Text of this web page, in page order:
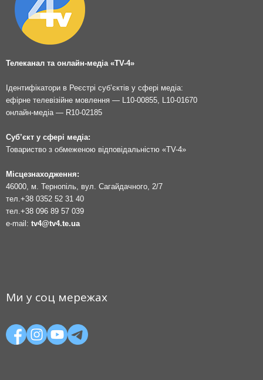
Телеканал та онлайн-медіа «TV-4»
Ідентифікатори в Реєстрі суб’єктів у сфері медіа:
ефірне телевізійне мовлення — L10-00855, L10-01670
онлайн-медіа — R10-02185
Суб’єкт у сфері медіа:
Товариство з обмеженою відповідальністю «TV-4»
Місцезнаходження:
46000, м. Тернопіль, вул. Сагайдачного, 2/7
тел. +38 0352 52 31 40
тел. +38 096 89 57 039
e-mail: tv4@tv4.te.ua
Ми у соц мережах